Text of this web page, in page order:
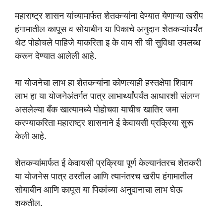
महाराष्ट्र शासन यांच्यामार्फत शेतकऱ्यांना देण्यात येणाऱ्या खरीप
हंगामातील कापूस व सोयाबीन या पिकाचे अनुदान शेतकऱ्यांपर्यंत
थेट पोहोचले पाहिजे याकरिता इ के वाय सी ची सुविधा उपलब्ध
करून देण्यात आलेली आहे.
या योजनेचा लाभ हा शेतकऱ्यांना कोणत्याही हस्तक्षेपा शिवाय
लाभ हा या योजनेअंतर्गत पात्र लाभार्थ्यांपर्यंत आधारशी संलग्न
असलेल्या बँक खात्यामध्ये पोहोचवा याचीच खातिर जमा
करण्याकरिता महाराष्ट्र शासनाने ई केवायसी प्रक्रिया सुरू
केली आहे.
शेतकऱ्यांमार्फत ई केवायसी प्रक्रिया पूर्ण केल्यानंतरच शेतकरी
या योजनेस पात्र ठरतील आणि त्यानंतरच खरीप हंगामातील
सोयाबीन आणि कापूस या पिकांच्या अनुदानाचा लाभ घेऊ
शकतील.